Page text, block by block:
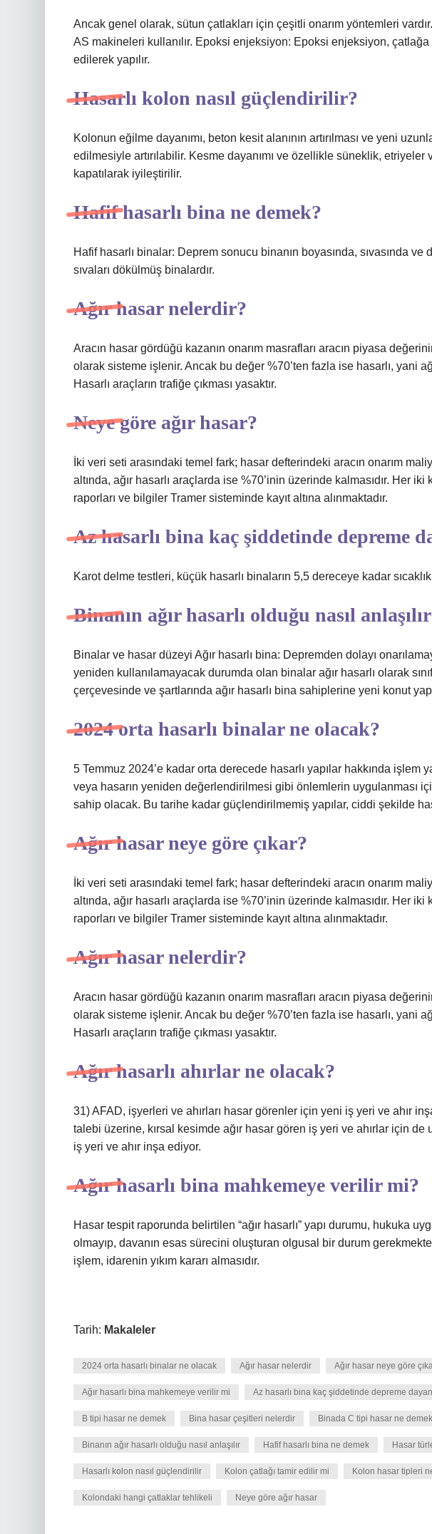
Ancak genel olarak, sütun çatlakları için çeşitli onarım yöntemleri
AS makineleri kullanılır. Epoksi enjeksiyon: Epoksi enjeksiyon,
edilerek yapılır.
Hasarlı kolon nasıl güçlendirilir?
Kolonun eğilme dayanımı, beton kesit alanının artırılması ve yeni
edilmesiyle artırılabilir. Kesme dayanımı ve özellikle süneklik, etriyeler
kapatılarak iyileştirilir.
Hafif hasarlı bina ne demek?
Hafif hasarlı binalar: Deprem sonucu binanın boyasında, sıvasında
sıvaları dökülmüş binalardır.
Ağır hasar nelerdir?
Aracın hasar gördüğü kazanın onarım masrafları aracın piyasa
olarak sisteme işlenir. Ancak bu değer %70’ten fazla ise hasarlı, yani
Hasarlı araçların trafiğe çıkması yasaktır.
Neye göre ağır hasar?
İki veri seti arasındaki temel fark; hasar defterindeki aracın onarım
altında, ağır hasarlı araçlarda ise %70’inin üzerinde kalmasıdır. Her
raporları ve bilgiler Tramer sisteminde kayıt altına alınmaktadır.
Az hasarlı bina kaç şiddetinde depreme
Karot delme testleri, küçük hasarlı binaların 5,5 dereceye kadar
Binanın ağır hasarlı olduğu nasıl
Binalar ve hasar düzeyi Ağır hasarlı bina: Depremden dolayı
yeniden kullanılamayacak durumda olan binalar ağır hasarlı olarak
çerçevesinde ve şartlarında ağır hasarlı bina sahiplerine yeni konut
2024 orta hasarlı binalar ne olacak?
5 Temmuz 2024’e kadar orta derecede hasarlı yapılar hakkında işlem
veya hasarın yeniden değerlendirilmesi gibi önlemlerin uygulanması
sahip olacak. Bu tarihe kadar güçlendirilmemiş yapılar, ciddi şekilde
Ağır hasar neye göre çıkar?
İki veri seti arasındaki temel fark; hasar defterindeki aracın onarım
altında, ağır hasarlı araçlarda ise %70’inin üzerinde kalmasıdır. Her
raporları ve bilgiler Tramer sisteminde kayıt altına alınmaktadır.
Ağır hasar nelerdir?
Aracın hasar gördüğü kazanın onarım masrafları aracın piyasa
olarak sisteme işlenir. Ancak bu değer %70’ten fazla ise hasarlı, yani
Hasarlı araçların trafiğe çıkması yasaktır.
Ağır hasarlı ahırlar ne olacak?
31) AFAD, işyerleri ve ahırları hasar görenler için yeni iş yeri ve ahır
talebi üzerine, kırsal kesimde ağır hasar gören iş yeri ve ahırlar için
iş yeri ve ahır inşa ediyor.
Ağır hasarlı bina mahkemeye verilir mi?
Hasar tespit raporunda belirtilen “ağır hasarlı” yapı durumu, hukuka
olmayıp, davanın esas sürecini oluşturan olgusal bir durum
işlem, idarenin yıkım kararı almasıdır.
Tarih: Makaleler
2024 orta hasarlı binalar ne olacak Ağır hasar nelerdir Ağır hasar neye göre
Ağır hasarlı bina mahkemeye verilir mi Az hasarlı bina kaç şiddetinde depreme
B tipi hasar ne demek Bina hasar çeşitleri nelerdir Binada C tipi hasar ne demek
Binanın ağır hasarlı olduğu nasıl anlaşılır Hafif hasarlı bina ne demek Hasar
Hasarlı kolon nasıl güçlendirilir Kolon çatlağı tamir edilir mi Kolon hasar tipleri
Kolondaki hangi çatlaklar tehlikeli Neye göre ağır hasar